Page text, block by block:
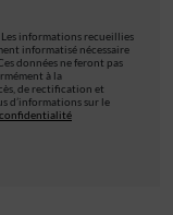
Les informations recueillies
informatisé nécessaire
données ne feront pas
à la
de rectification et
d’informations sur le